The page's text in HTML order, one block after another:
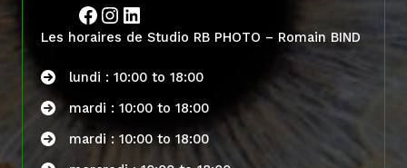
Facebook
Instagram
LinkedIn
Les horaires de Studio RB PHOTO – Romain BIND
lundi : 10:00 to 18:00
mardi : 10:00 to 18:00
mardi : 10:00 to 18:00